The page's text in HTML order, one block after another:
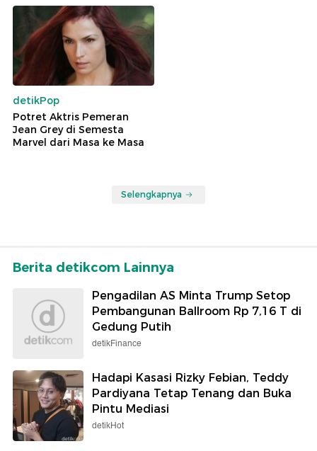
detikPop
Potret Aktris Pemeran
Jean Grey di Semesta
Marvel dari Masa ke Masa
Selengkapnya
Berita detikcom Lainnya
Pengadilan AS Minta Trump Setop
Pembangunan Ballroom Rp 7,16 T di
Gedung Putih
detikFinance
Hadapi Kasasi Rizky Febian, Teddy
Pardiyana Tetap Tenang dan Buka
Pintu Mediasi
detikHot